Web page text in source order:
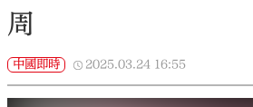
周
中國即時 2025.03.24 16:55